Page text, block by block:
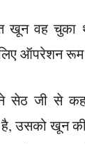
खून वह चुका
ऑपरेशन रूम
सेठ जी से
उसको खून